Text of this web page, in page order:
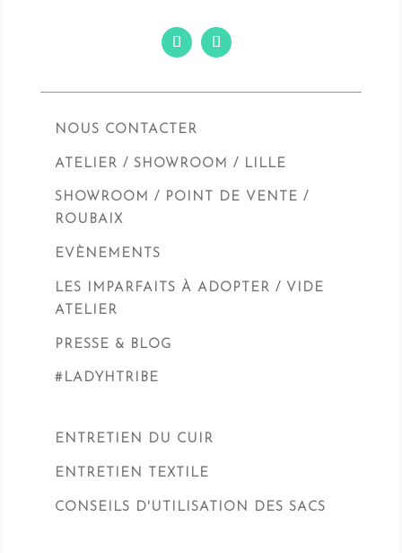
NOUS CONTACTER
ATELIER / SHOWROOM / LILLE
SHOWROOM / POINT DE VENTE /
ROUBAIX
EVÈNEMENTS
LES IMPARFAITS À ADOPTER / VIDE
ATELIER
PRESSE & BLOG
#LADYHTRIBE
ENTRETIEN DU CUIR
ENTRETIEN TEXTILE
CONSEILS D'UTILISATION DES SACS